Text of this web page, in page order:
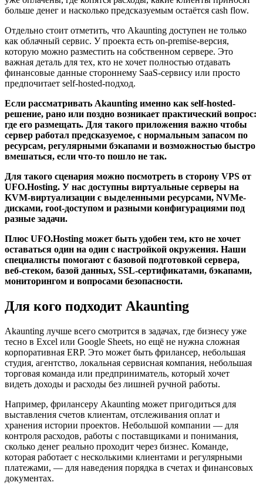
больше денег и насколько предсказуемым остаётся cash flow.
Отдельно стоит отметить, что Akaunting доступен не только
как облачный сервис. У проекта есть on-premise-версия,
которую можно разместить на собственном сервере. Это
важная деталь для тех, кто не хочет полностью отдавать
финансовые данные стороннему SaaS-сервису или просто
предпочитает self-hosted-подход.
Если рассматривать Akaunting именно как self-hosted-
решение, рано или поздно возникает практический вопрос:
где его размещать. Для такого приложения важно чтобы
сервер работал предсказуемое, с нормальным запасом по
ресурсам, регулярными бэкапами и возможностью быстро
вмешаться, если что-то пошло не так.
Для такого сценария можно посмотреть в сторону VPS от
UFO.Hosting. У нас доступны виртуальные серверы на
KVM-виртуализации с выделенными ресурсами, NVMe-
дисками, root-доступом и разными конфигурациями под
разные задачи.
Плюс UFO.Hosting может быть удобен тем, кто не хочет
оставаться один на один с настройкой окружения. Наши
специалисты помогают с базовой подготовкой сервера,
веб-стеком, базой данных, SSL-сертификатами, бэкапами,
мониторингом и вопросами безопасности.
Для кого подходит Akaunting
Akaunting лучше всего смотрится в задачах, где бизнесу уже
тесно в Excel или Google Sheets, но ещё не нужна сложная
корпоративная ERP. Это может быть фрилансер, небольшая
студия, агентство, локальная сервисная компания, небольшая
торговая команда или предприниматель, который хочет
видеть доходы и расходы без лишней ручной работы.
Например, фрилансеру Akaunting может пригодиться для
выставления счетов клиентам, отслеживания оплат и
хранения истории проектов. Небольшой компании — для
контроля расходов, работы с поставщиками и понимания,
сколько денег реально проходит через бизнес. Команде,
которая работает с несколькими клиентами и регулярными
платежами, — для наведения порядка в счетах и финансовых
документах.